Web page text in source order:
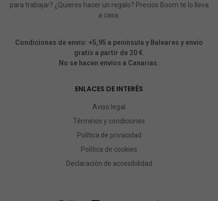
para trabajar? ¿Quieres hacer un regalo? Precios Boom te lo lleva
a casa.
Condiciones de envío: +5,95 a península y Baleares y envío
gratis a partir de 20 €.
No se hacen envíos a Canarias.
ENLACES DE INTERÉS
Aviso legal
Términos y condiciones
Política de privacidad
Política de cookies
Declaración de accesibilidad